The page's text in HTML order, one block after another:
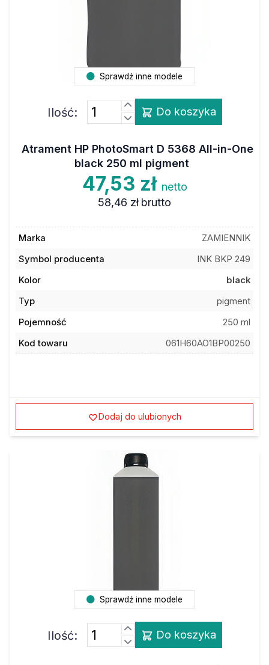
Sprawdź inne modele
Ilość: Do koszyka
Atrament HP PhotoSmart D 5368 All-in-One
black 250 ml pigment
47,53 zł netto
58,46 zł brutto
Marka
ZAMIENNIK
Symbol producenta
INK BKP 249
Kolor
black
Typ
pigment
Pojemność
250 ml
Kod towaru
061H60AO1BP00250
Dodaj do ulubionych
Sprawdź inne modele
Ilość: Do koszyka